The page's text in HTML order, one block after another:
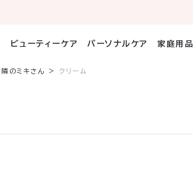
ビューティーケア パーソナルケア 家庭用品
隣のミキさん クリーム